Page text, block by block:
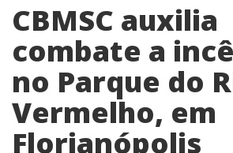
CBMSC auxilia
combate a
no Parque do
Vermelho, em
Florianópolis